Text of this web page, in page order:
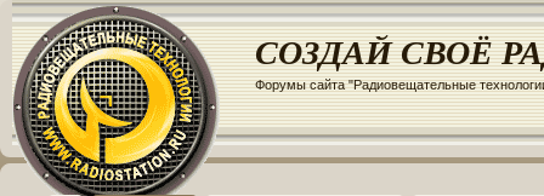
Регистрация
СОЗДАЙ СВОЁ
Форумы сайта "Радиовещательные